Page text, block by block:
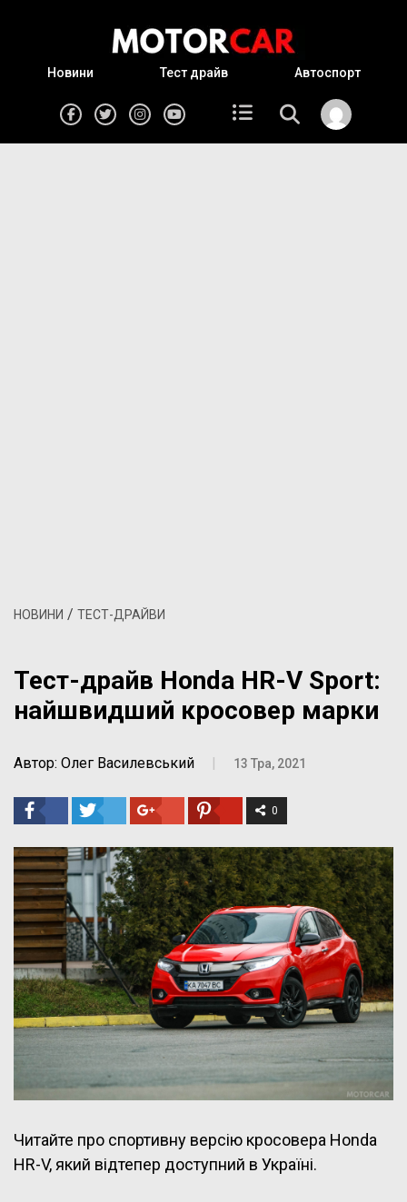
Новини Тест драйв Автоспорт
НОВИНИ / ТЕСТ-ДРАЙВИ
Тест-драйв Honda HR-V Sport:
найшвидший кросовер марки
Автор: Олег Василевський | 13 Тра, 2021
0
Читайте про спортивну версію кросовера Honda
HR-V, який відтепер доступний в Україні.